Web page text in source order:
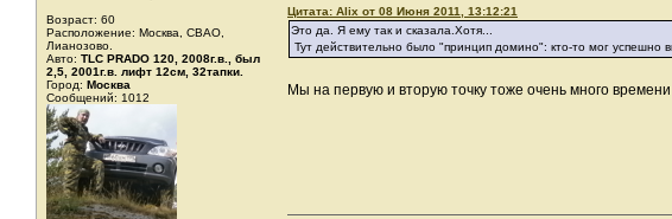
Возраст: 60
Расположение: Москва, СВАО,
Лианозово.
Авто: TLC PRADO 120, 2008г.в., был
2,5, 2001г.в. лифт 12см, 32тапки.
Город: Москва
Сообщений: 1012
Цитата: Alix от 08 Июня 2011, 13:12:21
Это да. Я ему так и сказала.Хотя...
Тут действительно было "принцип домино": кто-то мог
Мы на первую и вторую точку тоже очень много